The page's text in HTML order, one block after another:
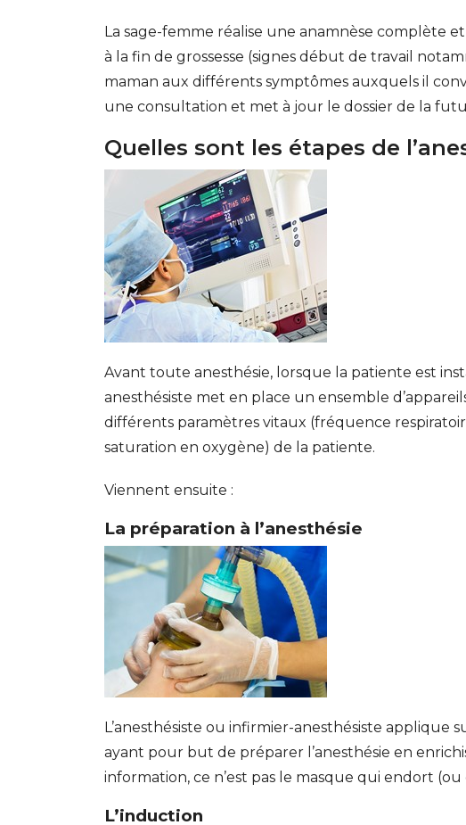
La sage-femme réalise une anamnèse complète
à la fin de grossesse (signes début de travail
maman aux différents symptômes auxquels il
une consultation et met à jour le dossier de la
Quelles sont les étapes de
Avant toute anesthésie, lorsque la patiente est
anesthésiste met en place un ensemble
différents paramètres vitaux (fréquence
saturation en oxygène) de la patiente.
Viennent ensuite :
La préparation à l’anesthésie
L’anesthésiste ou infirmier-anesthésiste applique
ayant pour but de préparer l’anesthésie en
information, ce n’est pas le masque qui endort (ou
L’induction